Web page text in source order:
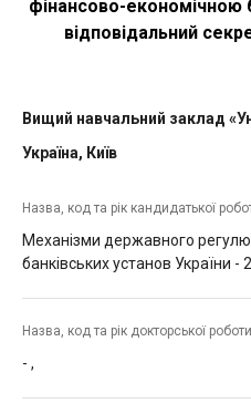
фінансово-економічною
відповідальний
Вищий навчальний заклад
Україна, Київ
Назва, код та рік кандидатької
Механізми державного
банківських установ України -
Назва, код та рік докторської роботи
- ,